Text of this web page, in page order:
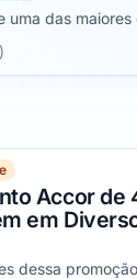
uma das maiores
que há diversos
clientes e facilitar
online,
as suas reservas
seus
1 a 5 estrelas
Accor de
em